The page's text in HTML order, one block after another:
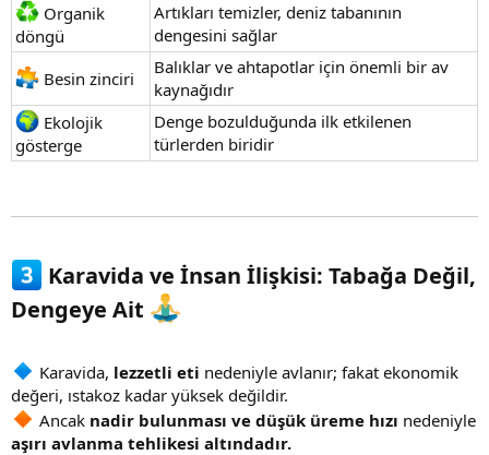
Organik
döngü
Artıkları temizler, deniz tabanının
dengesini sağlar
Besin zinciri
Balıklar ve ahtapotlar için önemli bir av
kaynağıdır
Ekolojik
gösterge
Denge bozulduğunda ilk etkilenen
türlerden biridir
Karavida ve İnsan İlişkisi: Tabağa Değil,
Dengeye Ait
Karavida, lezzetli eti nedeniyle avlanır; fakat ekonomik
değeri, ıstakoz kadar yüksek değildir.
Ancak nadir bulunması ve düşük üreme hızı nedeniyle
aşırı avlanma tehlikesi altındadır.